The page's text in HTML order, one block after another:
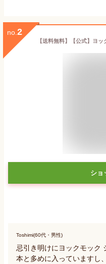
no. 2
ショ
Toshimi(60代・男性)
忌引き明けにヨックモック
本と多めに入っていますし